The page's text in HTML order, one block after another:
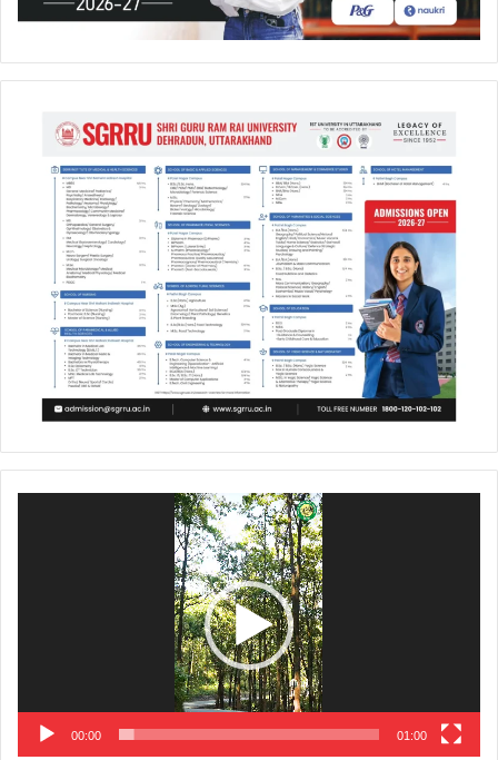
00:00 01:00